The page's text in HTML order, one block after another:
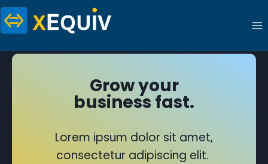
Aller
au
Grow your
business fast.
Lorem ipsum dolor sit amet,
consectetur adipiscing elit.